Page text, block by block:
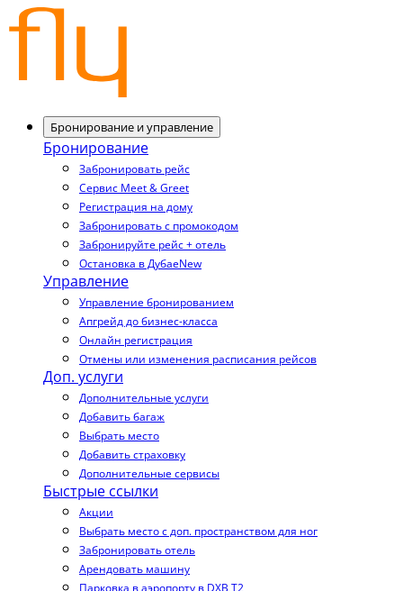
Бронирование и управление
Бронирование
Забронировать рейс
Сервис Meet & Greet
Регистрация на дому
Забронировать с промокодом
Забронируйте рейс + отель
Остановка в ДубаеNew
Управление
Управление бронированием
Апгрейд до бизнес-класса
Онлайн регистрация
Отмены или изменения расписания рейсов
Доп. услуги
Дополнительные услуги
Добавить багаж
Выбрать место
Добавить страховку
Дополнительные сервисы
Быстрые ссылки
Акции
Выбрать место с доп. пространством для ног
Забронировать отель
Арендовать машину
Парковка в аэропорту в DXB T2